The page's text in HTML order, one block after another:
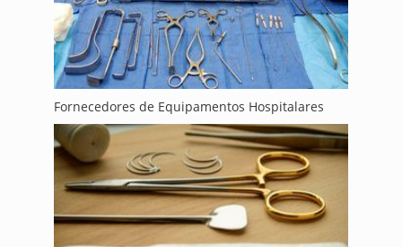
Fornecedores de Equipamentos Hospitalares